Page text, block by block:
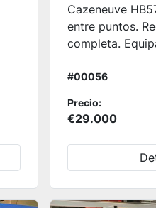
Cazeneuve
entre puntos.
completa.
#00056
Precio:
€29.000